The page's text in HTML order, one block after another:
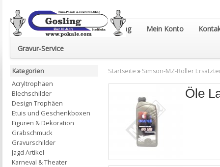
Euro-Pokale & Gravur-Shop Gosling Mein Konto
Gravur-Service
Startseite » Simson-MZ-Roller
Öle
Kategorien
Acryltrophäen
Blechschilder
Design Trophäen
Etuis und Geschenkboxen
Figuren & Dekoration
Grabschmuck
Gravurschilder
Jagd Artikel
Karneval & Theater